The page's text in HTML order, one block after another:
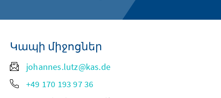
Կապի միջոցներ
johannes.lutz@kas.de
+49 170 193 97 36